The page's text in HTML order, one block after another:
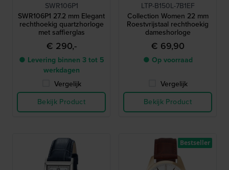
SWR106P1
SWR106P1 27.2 mm Elegant
rechthoekig quartzhorloge
met saffierglas
€ 290,-
● Levering binnen 3 tot 5
werkdagen
Vergelijk
Bekijk Product
LTP-B150L-7B1EF
Collection Women 22 mm
Roestvrijstaal rechthoekig
dameshorloge
€ 69,90
● Op voorraad
Vergelijk
Bekijk Product
Bestseller